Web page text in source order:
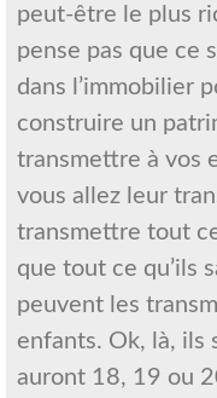
peut-être le plus
pense pas que ce
dans l’immobilier
construire un
transmettre à vos
vous allez leur
transmettre tout
que tout ce qu’ils
peuvent les
enfants. Ok, là, ils
auront 18, 19 ou